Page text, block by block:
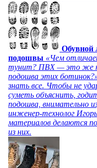
Обувной
подошвы «Чем
тунит? ПВХ — это же
подошва этих
знать все. Чтобы не
суметь объяснить,
подошва, внимательно
инженер-технолог
материалов делаются
из них.